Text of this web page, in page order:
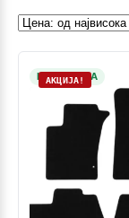
НА ЗАЛИХА
АКЦИЈА!